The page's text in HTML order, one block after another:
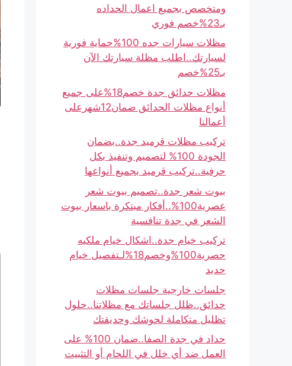
ومتخصص بجميع اعمال الحداده
بـ23%خصم فوري
مظلات سيارات جده 100%حماية فورية
لسيارتك..اطلب مظلة سيارتك الآن
بـ25%خصم
مظلات حدائق جدة خصم18%على جميع
أنواع مظلات الحدائق ضمان12شهرعلى
أعمالنا
تركيب مظلات قرميد جدة..بضمان
الجودة 100% لتصميم وتنفيذ بكل
حرفية..تركيب قرميد بجميع أنواعها
بيوت شعر جدة..تصميم بيوت شعر
عصرية100%..أفكار مبتكرة باسعار بيوت
الشعر في جدة تنافسية
تركيب خيام جدة..اشكال خيام ملكيه
حصرية100%وخصم18%لـتفصيل خيام
حديد
جلسات خارجية جلسات مظلات
حدائق..ظلل جلساتك مع مظلاتنا..حلول
تظليل متكاملة لحوشك وحديقتك
حداد في جدة الصفا..ضمان 100% على
العمل ضد أي خلل في اللحام أو التثبيت